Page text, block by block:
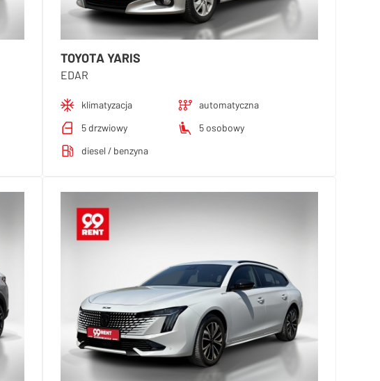
TOYOTA YARIS
EDAR
klimatyzacja
automatyczna
5 drzwiowy
5 osobowy
diesel / benzyna